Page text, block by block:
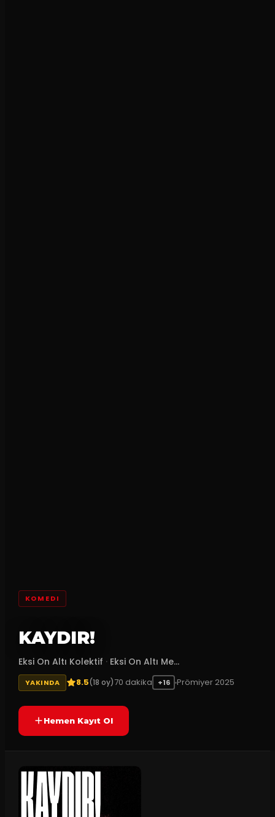
KOMEDI
KAYDIR!
Eksi On Altı Kolektif · Eksi On Altı Me...
YAKINDA 8.5(18 oy)70 dakika +16 Prömiyer 2025
Hemen Kayıt Ol